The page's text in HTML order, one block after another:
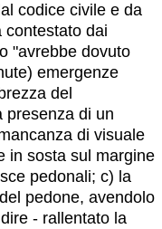
codice civile e da
contestato dai
"avrebbe dovuto
emergenze
del
presenza di un
di visuale
in sosta sul margine
pedonali; c) la
pedone, avendolo
- rallentato la